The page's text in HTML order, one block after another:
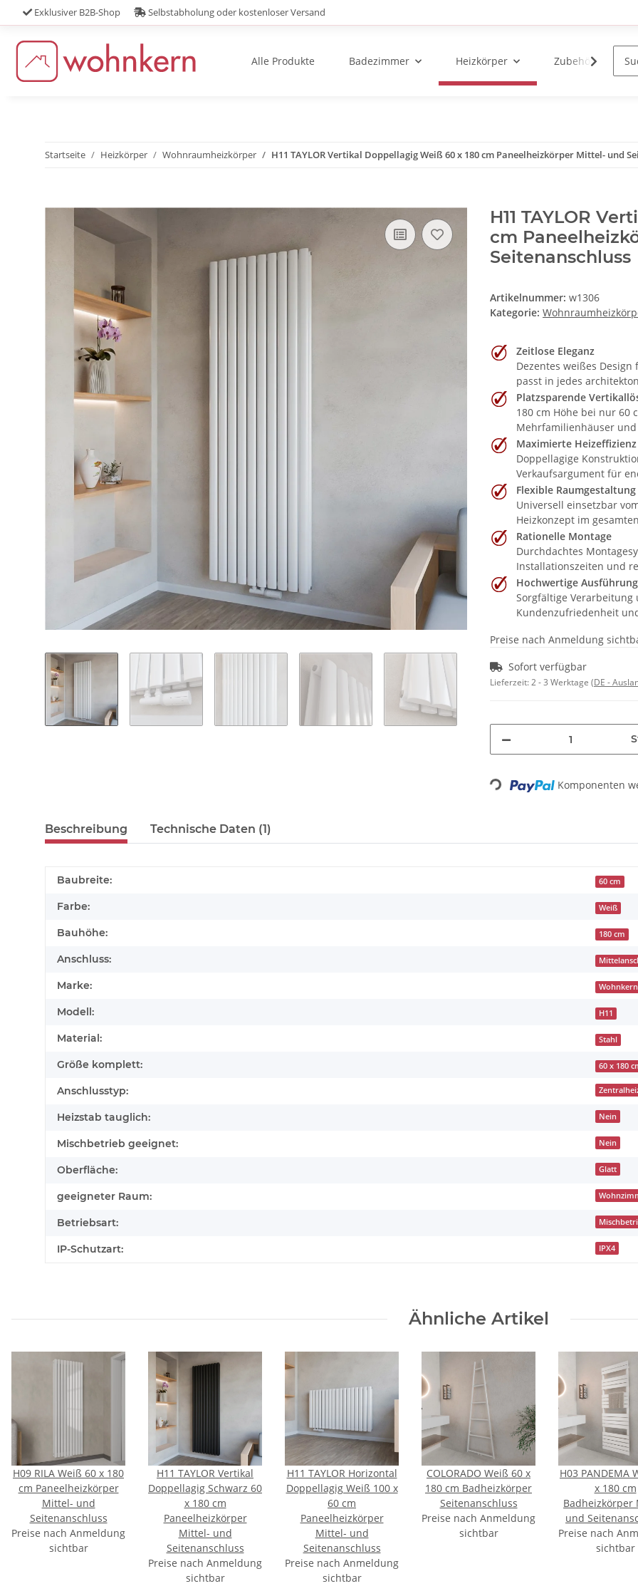
Exklusiver B2B-Shop Selbstabholung oder kostenloser Versand
Alle Produkte Badezimmer Heizkörper Zubehör
Startseite Heizkörper Wohnraumheizkörper H11 TAYLOR Vertikal Doppellagig Weiß 60 x 180 cm Paneelheizkörper Mittel- und
H11 TAYLOR
cm
Seitenanschluss
Artikelnummer: w1306
Kategorie:
Zeitlose Eleganz
Dezentes weißes
passt in jedes
Platzsparende
180 cm Höhe bei nur 60
Mehrfamilienhäuser
Maximierte Heizeffizienz
Doppellagige
Verkaufsargument für
Flexible Raumgestaltung
Universell einsetzbar
Heizkonzept im
Rationelle Montage
Durchdachtes
Installationszeiten und
Hochwertige Ausführung
Sorgfältige
Kundenzufriedenheit
Preise nach Anmeldung
Sofort verfügbar
Lieferzeit:2 - 3 Werktage (DE -
Loading... Komponenten
Beschreibung Technische Daten (1)
Baubreite: 60 cm
Farbe: Weiß
Bauhöhe: 180 cm
Anschluss:
Marke: Wohnkern
Modell: H11
Material: Stahl
Größe komplett: 60 x 180
Anschlusstyp:
Heizstab tauglich: Nein
Mischbetrieb geeignet: Nein
Oberfläche: Glatt
geeigneter Raum:
Betriebsart:
IP-Schutzart: IPX4
Ähnliche Artikel
H09 RILA Weiß 60 x 180
cm Paneelheizkörper
Mittel- und
Seitenanschluss
Preise nach Anmeldung
sichtbar
H11 TAYLOR Vertikal
Doppellagig Schwarz 60
x 180 cm
Paneelheizkörper
Mittel- und
Seitenanschluss
Preise nach Anmeldung
sichtbar
H11 TAYLOR Horizontal
Doppellagig Weiß 100 x
60 cm
Paneelheizkörper
Mittel- und
Seitenanschluss
Preise nach Anmeldung
sichtbar
COLORADO Weiß 60 x
180 cm Badheizkörper
Seitenanschluss
Preise nach Anmeldung
sichtbar
H03 PANDEMA
x 180 cm
Badheizkörper
und
Preise nach
sichtbar